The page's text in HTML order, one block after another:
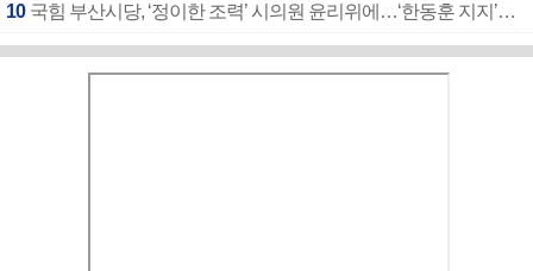
10 국힘 부산시당, ‘정이한 조력’ 시의원 윤리위에…‘한동훈 지지’도 신고접수